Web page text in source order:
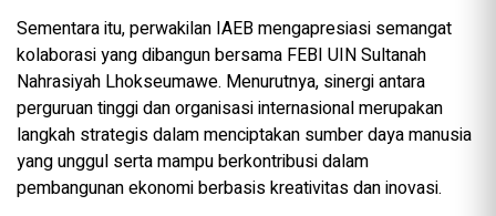
Sementara itu, perwakilan IAEB mengapresiasi semangat
kolaborasi yang dibangun bersama FEBI UIN Sultanah
Nahrasiyah Lhokseumawe. Menurutnya, sinergi antara
perguruan tinggi dan organisasi internasional merupakan
langkah strategis dalam menciptakan sumber daya manusia
yang unggul serta mampu berkontribusi dalam
pembangunan ekonomi berbasis kreativitas dan inovasi.